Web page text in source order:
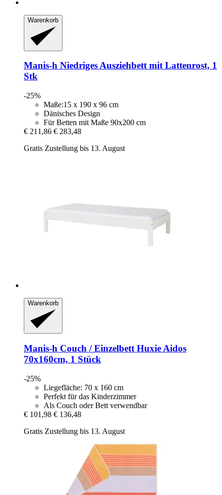
Warenkorb
Manis-h Niedriges Ausziehbett mit Lattenrost, 1
Stk
-25%
Maße:15 x 190 x 96 cm
Dänisches Design
Für Betten mit Maße 90x200 cm
€ 211,86 € 283,48
Gratis Zustellung bis 13. August
Warenkorb
Manis-h Couch / Einzelbett Huxie Aidos
70x160cm, 1 Stück
-25%
Liegefläche: 70 x 160 cm
Perfekt für das Kinderzimmer
Als Couch oder Bett verwendbar
€ 101,98 € 136,48
Gratis Zustellung bis 13. August